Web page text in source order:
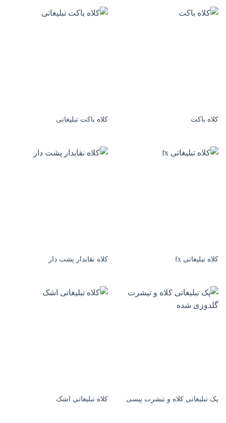
کلاه باکت کلاه باکت تبلیغاتی
کلاه تبلیغاتی fx کلاه نقابدار پشت دار
پک تبلیغاتی کلاه و تیشرت پپسی کلاه تبلیغاتی اشک